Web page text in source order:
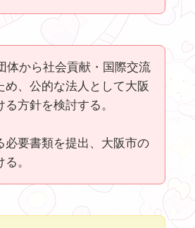
から社会貢献・国際交流
め、公的な法人として大阪
方針を検討する。
必要書類を提出、大阪市の
。